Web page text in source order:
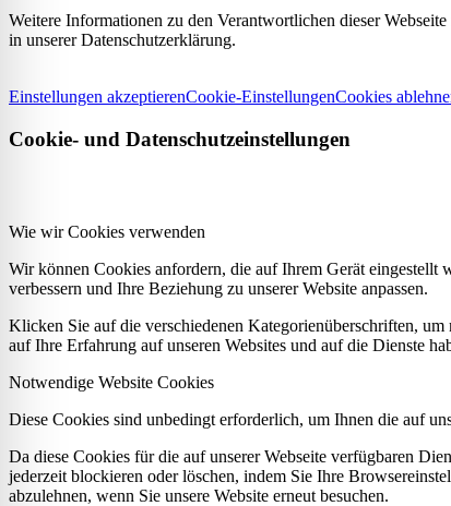
Weitere Informationen zu den Verantwortlichen dieser
in unserer Datenschutzerklärung.
Einstellungen akzeptierenCookie-EinstellungenCookies
Cookie- und Datenschutzeinstellungen
Wie wir Cookies verwenden
Wir können Cookies anfordern, die auf Ihrem Gerät eingestellt
verbessern und Ihre Beziehung zu unserer Website anpassen.
Klicken Sie auf die verschiedenen Kategorienüberschriften,
auf Ihre Erfahrung auf unseren Websites und auf die Dienste
Notwendige Website Cookies
Diese Cookies sind unbedingt erforderlich, um Ihnen die auf
Da diese Cookies für die auf unserer Webseite verfügbaren
jederzeit blockieren oder löschen, indem Sie Ihre
abzulehnen, wenn Sie unsere Website erneut besuchen.